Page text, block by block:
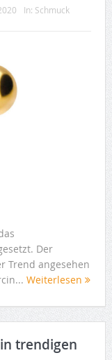
In: Schmuck
Der
Trend angesehen
Weiterlesen
trendigen